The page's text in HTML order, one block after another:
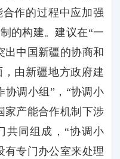
作的过程中应加强
的构建。建议在“一
出中国新疆的协商和
由新疆地方政府建
协调小组”，“协调小
家产能合作机制下涉
共同组成，“协调小
有专门办公室来处理